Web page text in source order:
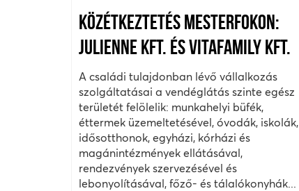
KÖZÉTKEZTETÉS MESTERFOKON:
JULIENNE KFT. ÉS VITAFAMILY KFT.
A családi tulajdonban lévő vállalkozás
szolgáltatásai a vendéglátás szinte egész
területét felölelik: munkahelyi büfék,
éttermek üzemeltetésével, óvodák, iskolák,
idősotthonok, egyházi, kórházi és
magánintézmények ellátásával,
rendezvények szervezésével és
lebonyolításával, főző- és tálalókonyhák...